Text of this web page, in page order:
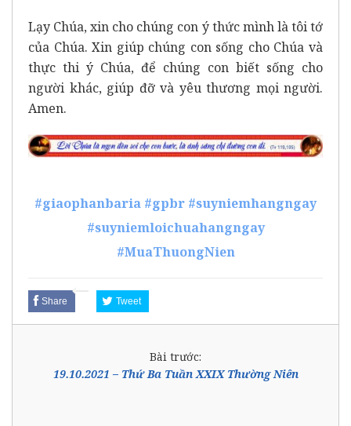
Lạy Chúa, xin cho chúng con ý thức mình là tôi tớ
của Chúa. Xin giúp chúng con sống cho Chúa và
thực thi ý Chúa, để chúng con biết sống cho
người khác, giúp đỡ và yêu thương mọi người.
Amen.
#giaophanbaria #gpbr #suyniemhangngay
#suyniemloichuahangngay
#MuaThuongNien
Share Tweet
Bài trước:
19.10.2021 – Thứ Ba Tuần XXIX Thường Niên